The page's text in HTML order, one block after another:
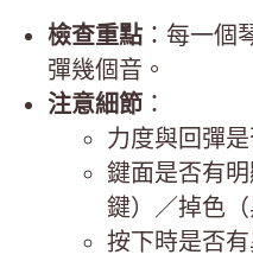
檢查重點 ：每一個
彈幾個音。
注意細節 ：
力度與回彈是
鍵面是否有
鍵）／掉色（
按下時是否